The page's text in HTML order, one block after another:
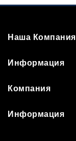
Наша Компания
Информация
Компания
Информация